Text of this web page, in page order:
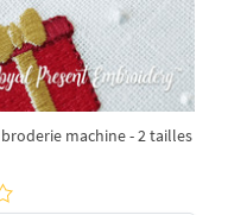
machine - 2 tailles